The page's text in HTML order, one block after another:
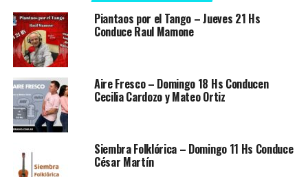
Piantaos por el Tango – Jueves 21 Hs
Conduce Raul Mamone
Aire Fresco – Domingo 18 Hs Conducen
Cecilia Cardozo y Mateo Ortiz
Siembra Folklórica – Domingo 11 Hs Conduce
César Martín